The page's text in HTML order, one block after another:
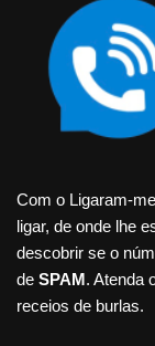
Com o Ligaram-
ligar, de onde lhe
descobrir se o
de SPAM. Atenda
receios de burlas.